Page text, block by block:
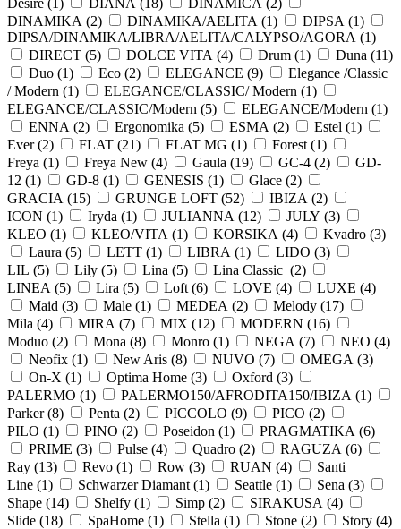
DINAMIKA (2) DINAMIKA/AELITA (1) DIPSA (1)
DIPSA/DINAMIKA/LIBRA/AELITA/CALYPSO/AGORA (1)
DIRECT (5) DOLCE VITA (4) Drum (1) Duna (11)
Duo (1) Eco (2) ELEGANCE (9)
Elegance /Classic
/ Modern (1) ELEGANCE/CLASSIC/ Modern (1)
ELEGANCE/CLASSIC/Modern (5) ELEGANCE/Modern (1)
ENNA (2) Ergonomika (5) ESMA (2) Estel (1)
Ever (2) FLAT (21) FLAT MG (1) Forest (1)
Freya (1) Freya New (4) Gaula (19) GC-4 (2)
GD-
12 (1) GD-8 (1) GENESIS (1) Glace (2)
GRACIA (15) GRUNGE LOFT (52) IBIZA (2)
ICON (1) Iryda (1) JULIANNA (12) JULY (3)
KLEO (1) KLEO/VITA (1) KORSIKA (4) Kvadro (3)
Laura (5) LETT (1) LIBRA (1) LIDO (3)
LIL (5) Lily (5) Lina (5) Lina Classic (2)
LINEA (5) Lira (5) Loft (6) LOVE (4) LUXE (4)
Maid (3) Male (1) MEDEA (2) Melody (17)
Mila (4) MIRA (7) MIX (12) MODERN (16)
Moduo (2) Mona (8) Monro (1) NEGA (7) NEO (4)
Neofix (1) New Aris (8) NUVO (7) OMEGA (3)
On-X (1) Optima Home (3) Oxford (3)
PALERMO (1) PALERMO150/AFRODITA150/IBIZA (1)
Parker (8) Penta (2) PICCOLO (9) PICO (2)
PILO (1) PINO (2) Poseidon (1) PRAGMATIKA (6)
PRIME (3) Pulse (4) Quadro (2) RAGUZA (6)
Ray (13) Revo (1) Row (3) RUAN (4)
Santi
Line (1) Schwarzer Diamant (1) Seattle (1) Sena (3)
Shape (14) Shelfy (1) Simp (2) SIRAKUSA (4)
Slide (18) SpaHome (1) Stella (1) Stone (2) Story (4)